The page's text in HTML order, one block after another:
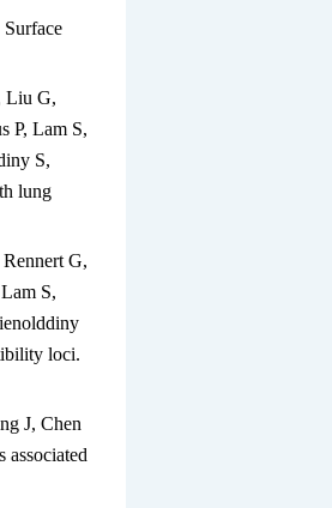
Liu G,
P, Lam S,
S,
lung
G,
S,
loci.
J, Chen
associated